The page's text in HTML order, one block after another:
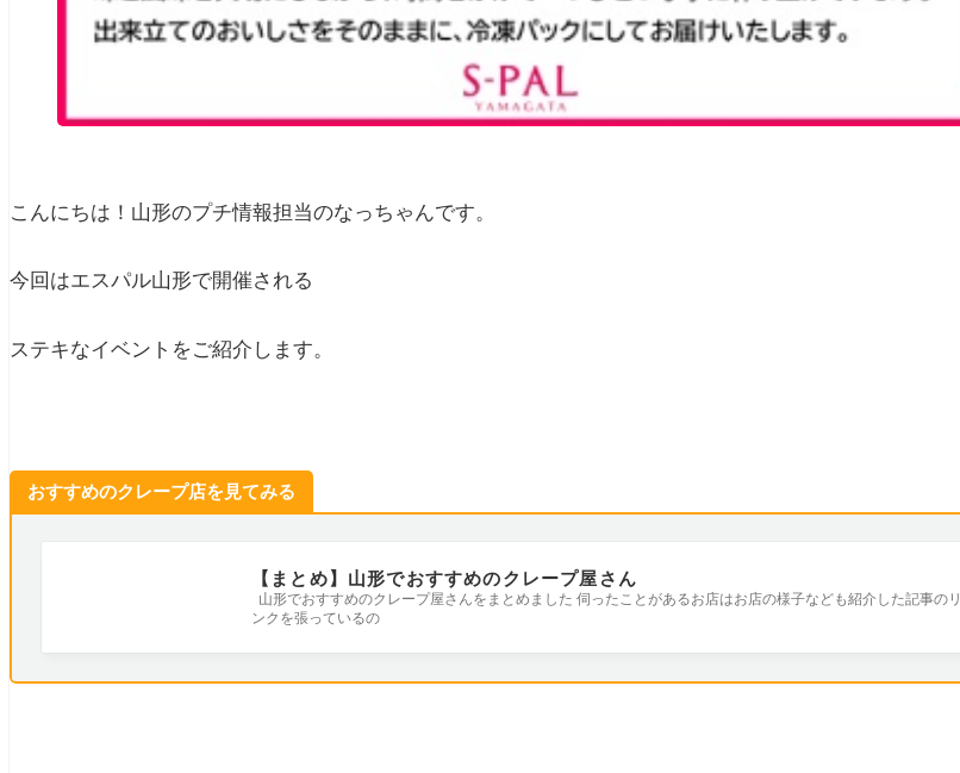
こんにちは！山形のプチ情報担当のなっちゃんです。
今回はエスパル山形で開催される
ステキなイベントをご紹介します。
おすすめのクレープ店を見てみる
【まとめ】山形でおすすめのクレープ屋さん
山形でおすすめのクレープ屋さんをまとめました 伺ったことがあるお店はお店の様子なども紹介した記事のリ
ンクを張っているの